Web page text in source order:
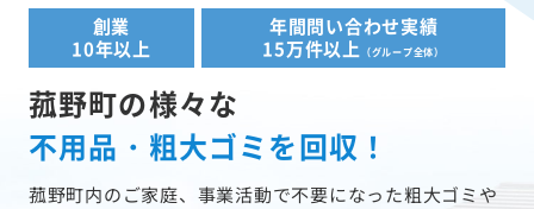
創業
10年以上
年間問い合わせ実績
15万件以上
（グループ全体）
菰野町の様々な
不用品・粗大ゴミを回収！
菰野町内のご家庭、事業活動で不要になった粗大ゴミや